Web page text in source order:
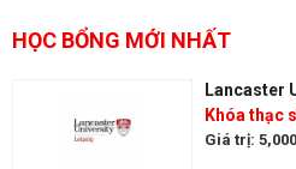
HỌC BỔNG MỚI NHẤT
Lancaster
Khóa thạc
Giá trị: 5,000